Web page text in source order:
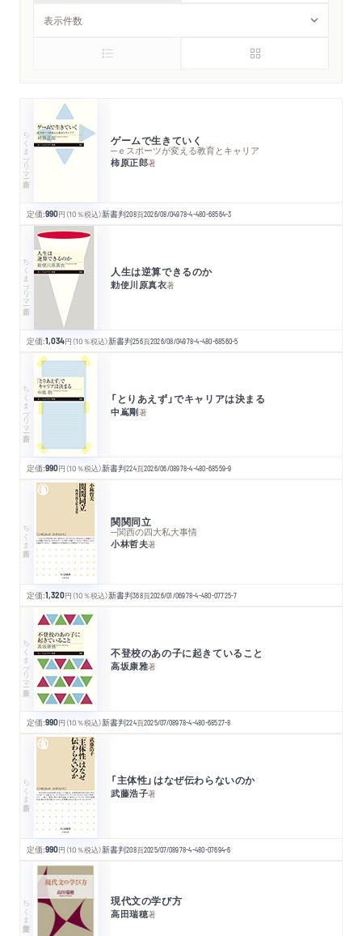
ちくまプリマー新書 ゲームで生きていく
─ｅスポーツが変える教育とキャリア
柿原正郎著
定価:990円 （10％税込）新書判208頁2026/08/04978-4-480-68564-3
ちくまプリマー新書 人生は逆算できるのか
勅使川原真衣著
定価:1,034円 （10％税込）新書判256頁2026/08/04978-4-480-68560-5
ちくまプリマー新書 「とりあえず」でキャリアは決まる
中嶌剛著
定価:990円 （10％税込）新書判224頁2026/06/08978-4-480-68559-9
ちくま新書 関関同立
─関西の四大私大事情
小林哲夫著
定価:1,320円 （10％税込）新書判368頁2026/01/06978-4-480-07725-7
ちくまプリマー新書 不登校のあの子に起きていること
高坂康雅著
定価:990円 （10％税込）新書判224頁2025/07/08978-4-480-68527-8
ちくま新書 「主体性」はなぜ伝わらないのか
武藤浩子著
定価:990円 （10％税込）新書判208頁2025/07/08978-4-480-07694-6
ちくま学芸文庫 現代文の学び方
高田瑞穂著